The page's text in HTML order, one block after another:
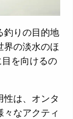
釣りの目的地
界の淡水のほ
目を向けるの
は、オンタ
々なアクティ